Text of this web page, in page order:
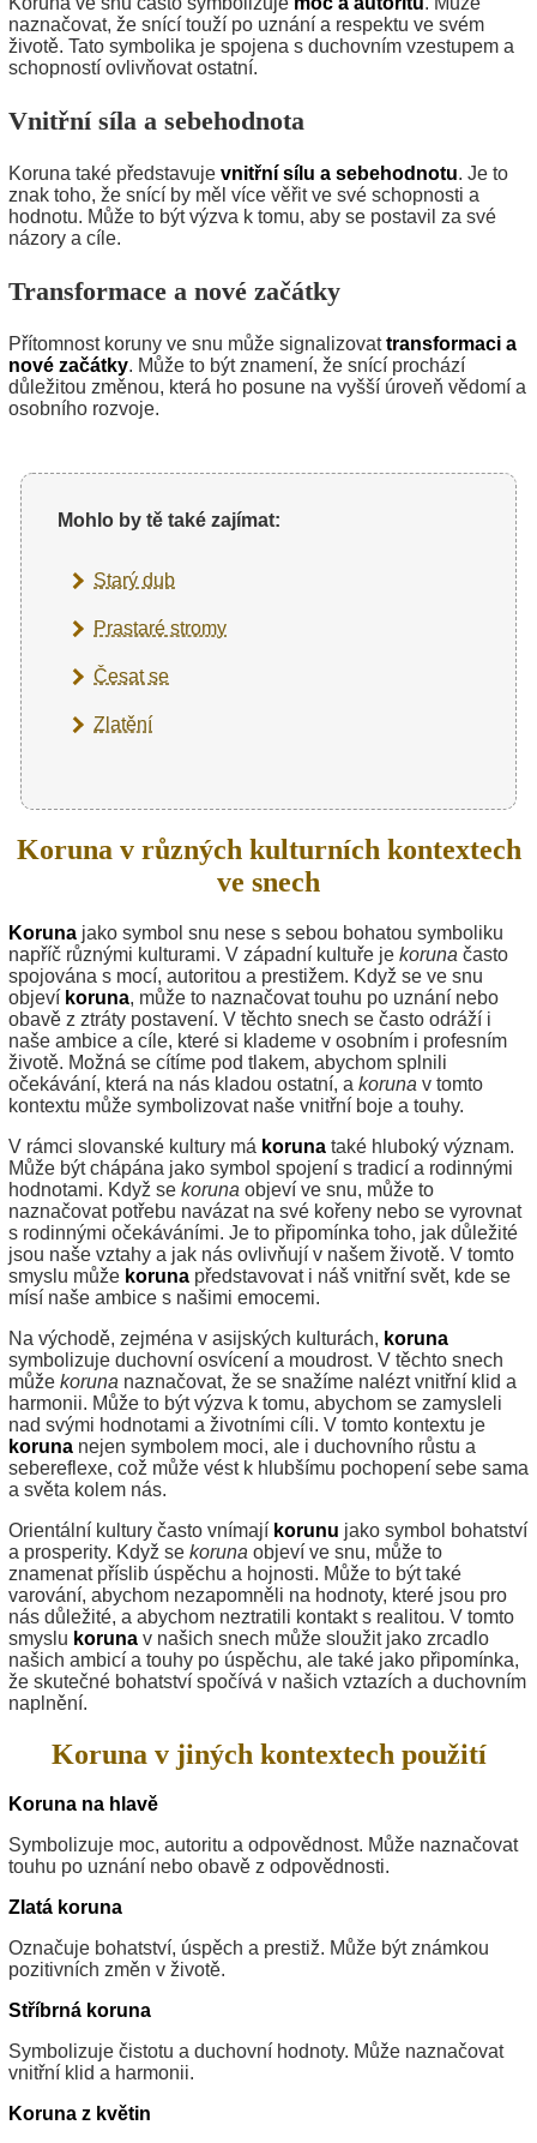
naznačovat, že snící touží po uznání a respektu ve svém
životě. Tato symbolika je spojena s duchovním vzestupem a
schopností ovlivňovat ostatní.
Vnitřní síla a sebehodnota
Koruna také představuje vnitřní sílu a sebehodnotu. Je to
znak toho, že snící by měl více věřit ve své schopnosti a
hodnotu. Může to být výzva k tomu, aby se postavil za své
názory a cíle.
Transformace a nové začátky
Přítomnost koruny ve snu může signalizovattransformaci a
nové začátky. Může to být znamení, že snící prochází
důležitou změnou, která ho posune na vyšší úroveň vědomí a
osobního rozvoje.
Mohlo by tě také zajímat:
Starý dub
Prastaré stromy
Česat se
Zlatění
Koruna v různých kulturních kontextech
ve snech
Koruna jako symbol snu nese s sebou bohatou symboliku
napříč různými kulturami. V západní kultuře je koruna často
spojována s mocí, autoritou a prestižem. Když se ve snu
objeví koruna, může to naznačovat touhu po uznání nebo
obavě z ztráty postavení. V těchto snech se často odráží i
naše ambice a cíle, které si klademe v osobním i profesním
životě. Možná se cítíme pod tlakem, abychom splnili
očekávání, která na nás kladou ostatní, a koruna v tomto
kontextu může symbolizovat naše vnitřní boje a touhy.
V rámci slovanské kultury má koruna také hluboký význam.
Může být chápána jako symbol spojení s tradicí a rodinnými
hodnotami. Když se koruna objeví ve snu, může to
naznačovat potřebu navázat na své kořeny nebo se vyrovnat
s rodinnými očekáváními. Je to připomínka toho, jak důležité
jsou naše vztahy a jak nás ovlivňují v našem životě. V tomto
smyslu může koruna představovat i náš vnitřní svět, kde se
mísí naše ambice s našimi emocemi.
Na východě, zejména v asijských kulturách, koruna
symbolizuje duchovní osvícení a moudrost. V těchto snech
může koruna naznačovat, že se snažíme nalézt vnitřní klid a
harmonii. Může to být výzva k tomu, abychom se zamysleli
nad svými hodnotami a životními cíli. V tomto kontextu je
koruna nejen symbolem moci, ale i duchovního růstu a
sebereflexe, což může vést k hlubšímu pochopení sebe sama
a světa kolem nás.
Orientální kultury často vnímají korunu jako symbol bohatství
a prosperity. Když se koruna objeví ve snu, může to
znamenat příslib úspěchu a hojnosti. Může to být také
varování, abychom nezapomněli na hodnoty, které jsou pro
nás důležité, a abychom neztratili kontakt s realitou. V tomto
smyslu koruna v našich snech může sloužit jako zrcadlo
našich ambicí a touhy po úspěchu, ale také jako připomínka,
že skutečné bohatství spočívá v našich vztazích a duchovním
naplnění.
Koruna v jiných kontextech použití
Koruna na hlavě
Symbolizuje moc, autoritu a odpovědnost. Může naznačovat
touhu po uznání nebo obavě z odpovědnosti.
Zlatá koruna
Označuje bohatství, úspěch a prestiž. Může být známkou
pozitivních změn v životě.
Stříbrná koruna
Symbolizuje čistotu a duchovní hodnoty. Může naznačovat
vnitřní klid a harmonii.
Koruna z květin